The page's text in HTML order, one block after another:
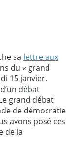
fixe
es
du
jeu
»
sa lettre aux
du « grand
15 janvier.
débat
grand débat
de démocratie
avons posé ces
de la